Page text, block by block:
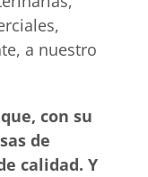
a nuestro
con su
de
calidad. Y